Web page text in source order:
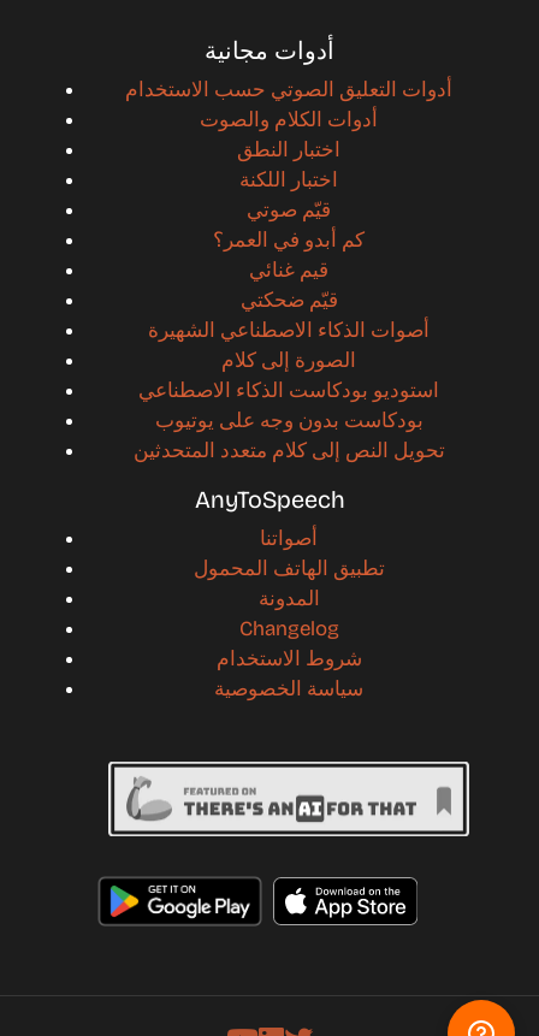
أدوات مجانية
أدوات التعليق الصوتي حسب الاستخدام
أدوات الكلام والصوت
اختبار النطق
اختبار اللكنة
قيّم صوتي
كم أبدو في العمر؟
قيم غنائي
قيّم ضحكتي
أصوات الذكاء الاصطناعي الشهيرة
الصورة إلى كلام
استوديو بودكاست الذكاء الاصطناعي
بودكاست بدون وجه على يوتيوب
تحويل النص إلى كلام متعدد المتحدثين
AnyToSpeech
أصواتنا
تطبيق الهاتف المحمول
المدونة
Changelog
شروط الاستخدام
سياسة الخصوصية